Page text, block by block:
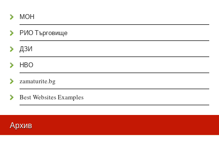
МОН
РИО Търговище
ДЗИ
НВО
zamaturite.bg
Best Websites Examples
Архив